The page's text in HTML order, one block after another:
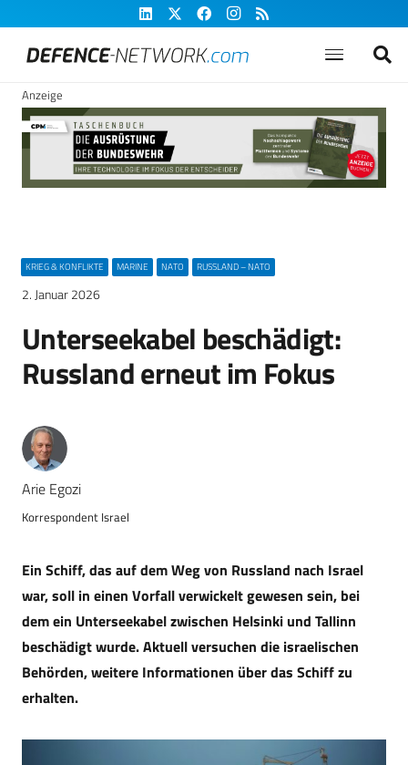
Anzeige
KRIEG & KONFLIKTE MARINE NATO RUSSLAND – NATO
2. Januar 2026
Unterseekabel beschädigt:
Russland erneut im Fokus
Arie Egozi
Korrespondent Israel
Ein Schiff, das auf dem Weg von Russland nach Israel
war, soll in einen Vorfall verwickelt gewesen sein, bei
dem ein Unterseekabel zwischen Helsinki und Tallinn
beschädigt wurde. Aktuell versuchen die israelischen
Behörden, weitere Informationen über das Schiff zu
erhalten.